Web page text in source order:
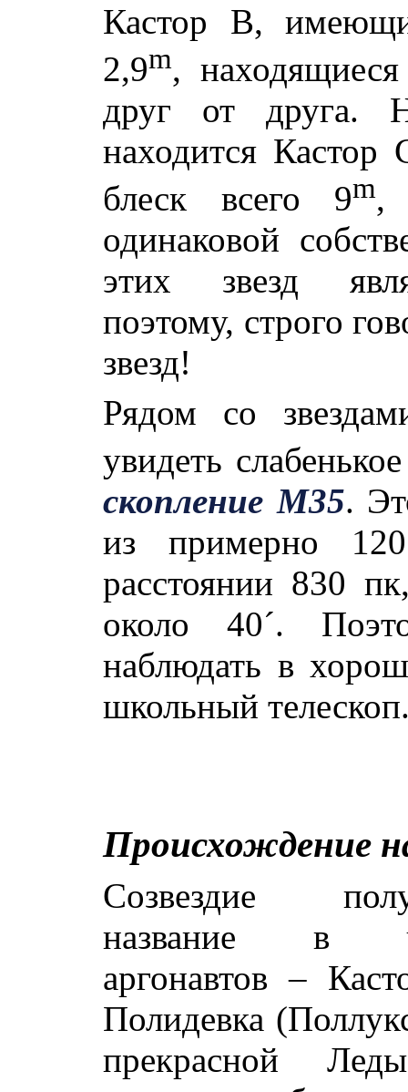
Кастор В,
2,9m,
друг от друга.
находится
блеск всего 9m,
одинаковой
этих звезд
поэтому, строго
звезд!
Рядом со
увидеть
скопление М35.
из примерно
расстоянии 830
около 40´.
наблюдать в
школьный
Происхождение
Созвездие
название в
аргонавтов –
Полидевка
прекрасной